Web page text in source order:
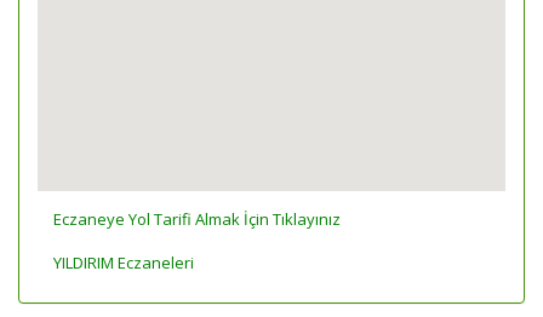
Eczaneye Yol Tarifi Almak İçin Tıklayınız
YILDIRIM Eczaneleri